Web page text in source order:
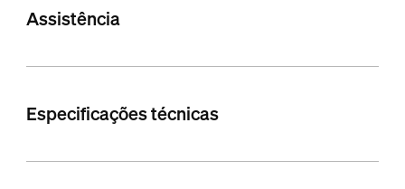
Assistência
Especificações técnicas